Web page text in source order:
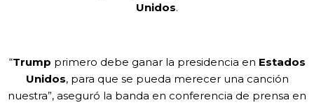
Unidos.
“Trump primero debe ganar la presidencia en Estados
Unidos, para que se pueda merecer una canción
nuestra”, aseguró la banda en conferencia de prensa en